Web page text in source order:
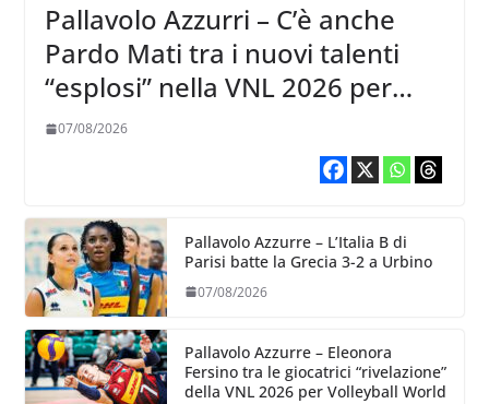
Pallavolo Azzurri – C’è anche
Pardo Mati tra i nuovi talenti
“esplosi” nella VNL 2026 per
Volleyball World
07/08/2026
Pallavolo Azzurre – L’Italia B di
Parisi batte la Grecia 3-2 a Urbino
07/08/2026
Pallavolo Azzurre – Eleonora
Fersino tra le giocatrici “rivelazione”
della VNL 2026 per Volleyball World